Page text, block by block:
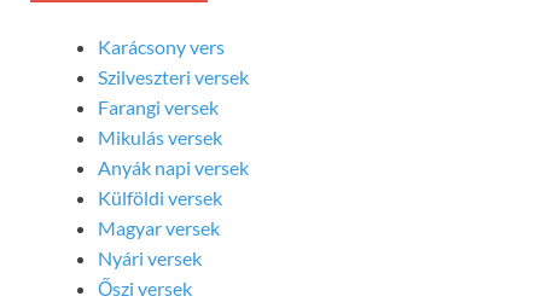
Karácsony vers
Szilveszteri versek
Farangi versek
Mikulás versek
Anyák napi versek
Külföldi versek
Magyar versek
Nyári versek
Őszi versek